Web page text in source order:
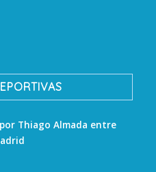
Thiago Almada entre